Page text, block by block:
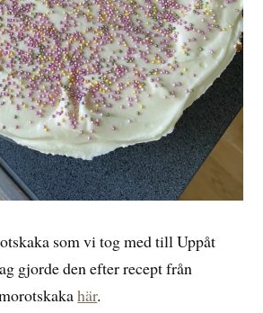
som vi tog med till Uppåt
gjorde den efter recept från
här.